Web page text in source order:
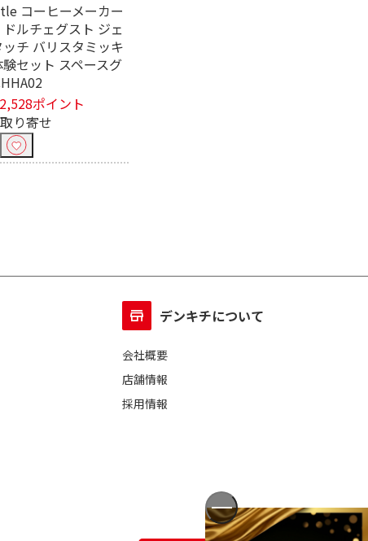
コーヒーメーカー
ルチェグスト ジェ
チ バリスタミッキ
セット スペースグ
2,528ポイント
り寄せ
デンキチについて
会社概要
店舗情報
採用情報